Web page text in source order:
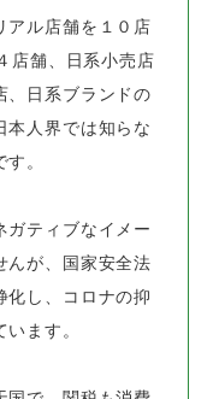
アル店舗を１０店
店舗、日系小売店
、日系ブランドの
本人界では知らな
。
ガティブなイメー
が、
国家安全法
化し、コロナの抑
ます。